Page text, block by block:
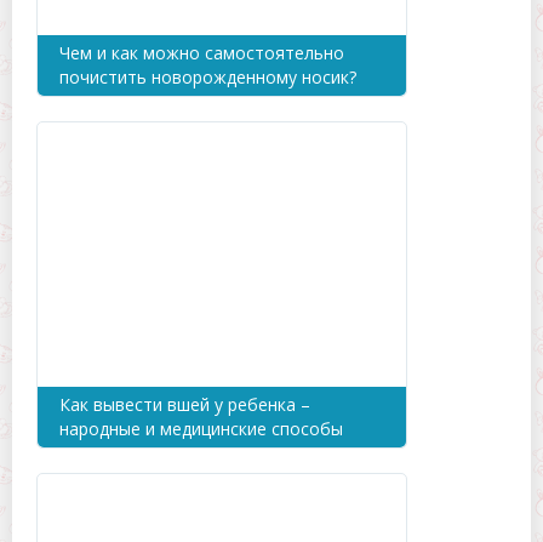
Чем и как можно самостоятельно
почистить новорожденному носик?
Как вывести вшей у ребенка –
народные и медицинские способы